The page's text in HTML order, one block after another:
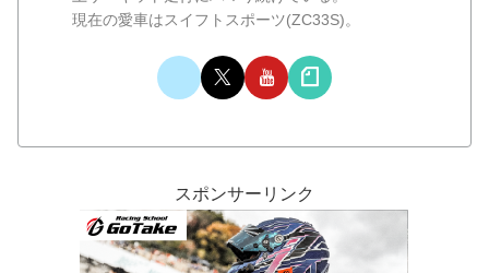
現在の愛車はスイフトスポーツ(ZC33S)。
スポンサーリンク